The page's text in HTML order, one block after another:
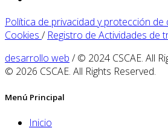
Política de privacidad y protección de
Cookies / Registro de Actividades de
desarrollo web / © 2024 CSCAE. All
© 2026 CSCAE. All Rights Reserved.
Menú Principal
Inicio